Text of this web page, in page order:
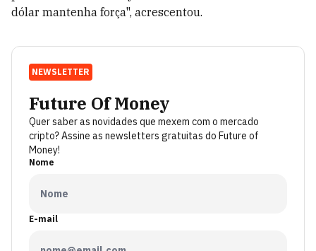
dólar mantenha força", acrescentou.
NEWSLETTER
Future Of Money
Quer saber as novidades que mexem com o mercado
cripto? Assine as newsletters gratuitas do Future of
Money!
Nome
E-mail